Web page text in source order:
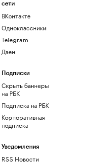
сети
ВКонтакте
Одноклассники
Telegram
Дзен
Подписки
Скрыть баннеры
на РБК
Подписка на РБК
Корпоративная
подписка
Уведомления
RSS Новости